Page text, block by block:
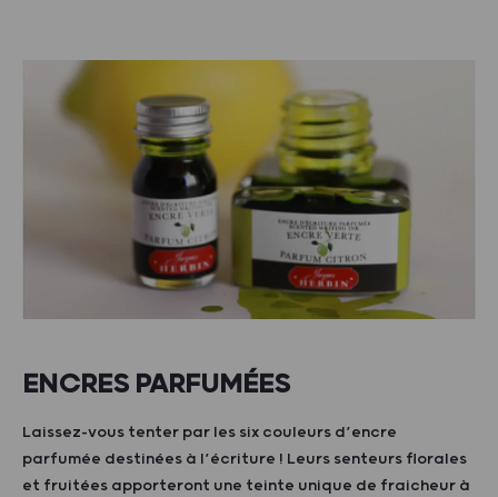
ENCRES PARFUMÉES
Laissez-vous tenter par les six couleurs d’encre
parfumée destinées à l’écriture ! Leurs senteurs florales
et fruitées apporteront une teinte unique de fraicheur à